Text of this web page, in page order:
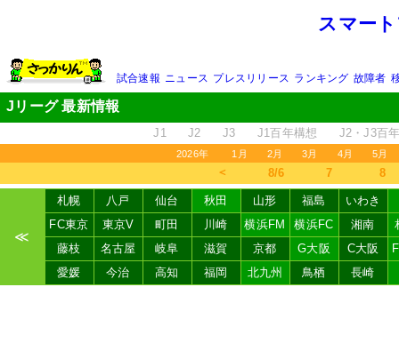
スマー
試合速報 ニュース プレスリリース ランキング 故障者
Jリーグ 最新情報
J1 J2 J3 J1百年構想 J2・J3百
2026年 1月 2月 3月 4月 5月
＜ 8/6 7 8
≪
札幌 八戸 仙台 秋田 山形 福島
いわき
FC東京
東京V 町田 川崎 横浜FM 横浜FC 湘南
藤枝
名古屋 岐阜 滋賀 京都 G大阪 C大阪
愛媛
今治 高知 福岡 北九州 鳥栖 長崎